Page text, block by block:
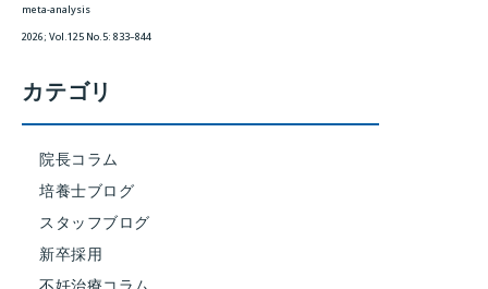
meta-analysis
2026; Vol.125 No.5: 833–844
カテゴリ
院長コラム
培養士ブログ
スタッフブログ
新卒採用
不妊治療コラム